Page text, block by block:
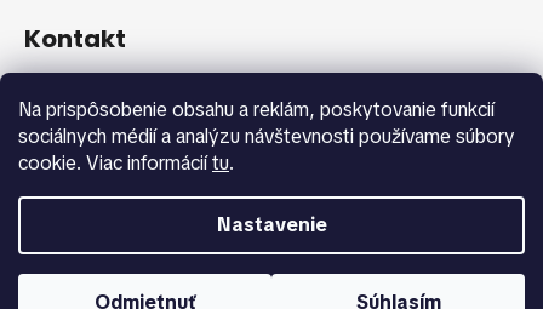
Na prispôsobenie obsahu a reklám, poskytovanie funkcií
sociálnych médií a analýzu návštevnosti používame súbory
cookie. Viac informáciítu.
Nastavenie
Odmietnuť Súhlasím
Kontakt
+420 775 371 692
Copyright 2026Shopbeauty.sk. Všetky práva vyhradené.
Upraviť nastavenie cookies